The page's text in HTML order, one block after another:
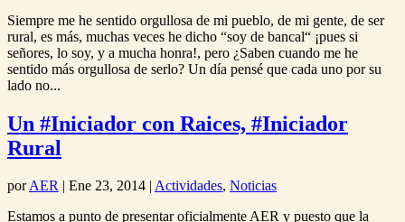
Siempre me he sentido orgullosa de mi pueblo, de mi gente, de ser
rural, es más, muchas veces he dicho “soy de bancal“ ¡pues si
señores, lo soy, y a mucha honra!, pero ¿Saben cuando me he
sentido más orgullosa de serlo? Un día pensé que cada uno por su
lado no...
Un #Iniciador con Raices, #Iniciador
Rural
porAER | Ene 23, 2014 | Actividades, Noticias
Estamos a punto de presentar oficialmente AER y puesto que la